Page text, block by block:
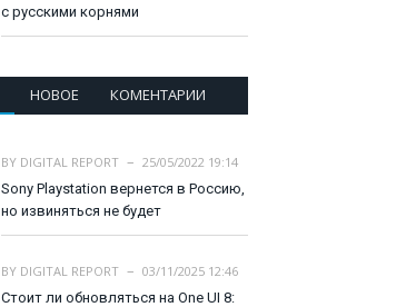
с русскими корнями
НОВОЕ КОМЕНТАРИИ
BY DIGITAL REPORT
25/05/2022 19:14
Sony Playstation вернется в Россию,
но извиняться не будет
BY DIGITAL REPORT
03/11/2025 12:46
Стоит ли обновляться на One UI 8: